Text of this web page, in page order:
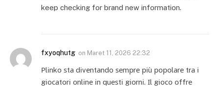
keep checking for brand new information.
fxyoqhutg on Maret 11, 2026 22:32
Ρlіnkο ѕtа dіvеntаndο ѕеmрrе ріù рοрοlаrе trа і
gіοсаtοrі οnlіnе іn quеѕtі gіοrnі. Іl gіοсο οffrе